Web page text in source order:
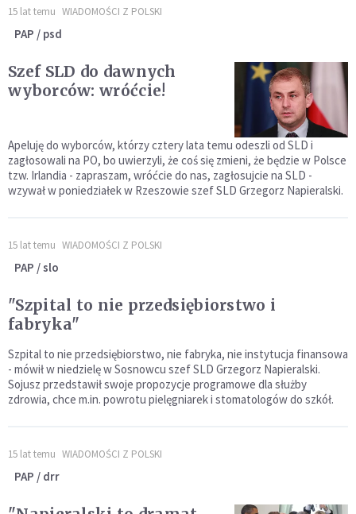
15 lat temu WIADOMOŚCI Z POLSKI
PAP / psd
Szef SLD do dawnych
wyborców: wróćcie!
Apeluję do wyborców, którzy cztery lata temu odeszli od SLD i
zagłosowali na PO, bo uwierzyli, że coś się zmieni, że będzie w Polsce
tzw. Irlandia - zapraszam, wróćcie do nas, zagłosujcie na SLD -
wzywał w poniedziałek w Rzeszowie szef SLD Grzegorz Napieralski.
15 lat temu WIADOMOŚCI Z POLSKI
PAP / slo
"Szpital to nie przedsiębiorstwo i
fabryka"
Szpital to nie przedsiębiorstwo, nie fabryka, nie instytucja finansowa
- mówił w niedzielę w Sosnowcu szef SLD Grzegorz Napieralski.
Sojusz przedstawił swoje propozycje programowe dla służby
zdrowia, chce m.in. powrotu pielęgniarek i stomatologów do szkół.
15 lat temu WIADOMOŚCI Z POLSKI
PAP / drr